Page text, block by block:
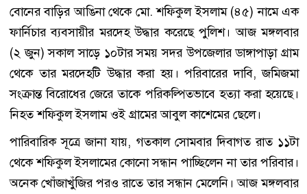
বোনের বাড়ির আঙিনা থেকে মো. শফিকুল ইসলাম (৪৫) নামে এক
ফার্নিচার ব্যবসায়ীর মরদেহ উদ্ধার করেছে পুলিশ। আজ মঙ্গলবার
(২ জুন) সকাল সাড়ে ১০টার সময় সদর উপজেলার ডাঙ্গাপাড়া গ্রাম
থেকে তার মরদেহটি উদ্ধার করা হয়। পরিবারের দাবি, জমিজমা
সংক্রান্ত বিরোধের জেরে তাকে পরিকল্পিতভাবে হত্যা করা হয়েছে।
নিহত শফিকুল ইসলাম ওই গ্রামের আবুল কাশেমের ছেলে।
পারিবারিক সূত্রে জানা যায়, গতকাল সোমবার দিবাগত রাত ১১টা
থেকে শফিকুল ইসলামের কোনো সন্ধান পাচ্ছিলেন না তার পরিবার।
অনেক খোঁজাখুঁজির পরও রাতে তার সন্ধান মেলেনি। আজ মঙ্গলবার